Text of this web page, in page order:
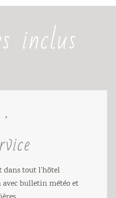
inclus
dans tout l’hôtel
bulletin météo et